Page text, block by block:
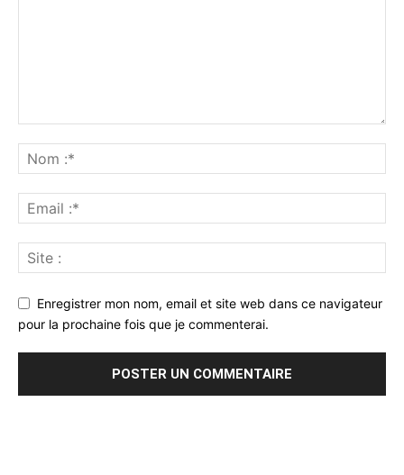
Enregistrer mon nom, email et site web dans ce navigateur
pour la prochaine fois que je commenterai.